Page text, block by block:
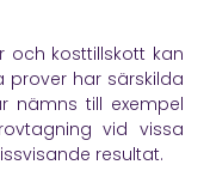
och kosttillskott kan
prover har särskilda
nämns till exempel
vid vissa
resultat.